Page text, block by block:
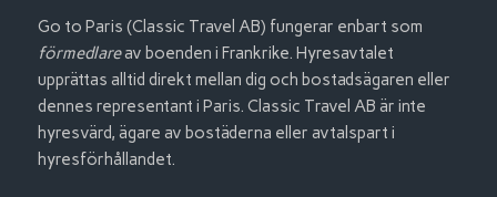
Go to Paris (Classic Travel AB) fungerar enbart som
förmedlareav boenden i Frankrike. Hyresavtalet
upprättas alltid direkt mellan dig och bostadsägaren eller
dennes representant i Paris. Classic Travel AB är inte
hyresvärd, ägare av bostäderna eller avtalspart i
hyresförhållandet.